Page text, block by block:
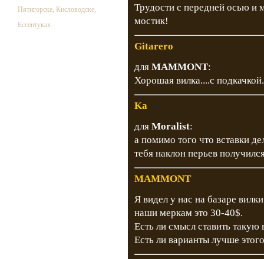
Пятигорске, Кисловодске,
Ессентуках
Трудости с передней осью и
мостик!
Gitarero
для MAMMONT:
Хорошая вилка....с
Ka
для Moralist:
а помимо того что вставки
тебя наклон перьев
MAMMONT
Я видел у нас на базаре
наши меркам это 30-40$.
Есть ли смысл ставить такую
Есть ли варианты лучше